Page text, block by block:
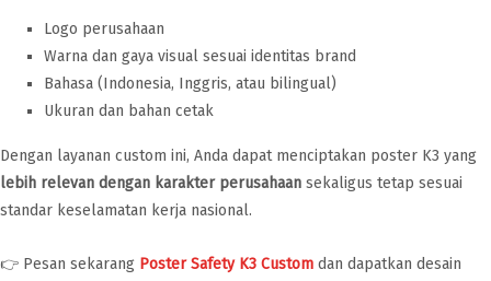
Logo perusahaan
Warna dan gaya visual sesuai identitas brand
Bahasa (Indonesia, Inggris, atau bilingual)
Ukuran dan bahan cetak
Dengan layanan custom ini, Anda dapat menciptakan poster K3 yang
lebih relevan dengan karakter perusahaan sekaligus tetap sesuai
standar keselamatan kerja nasional.
👉 Pesan sekarang Poster Safety K3 Custom dan dapatkan desain